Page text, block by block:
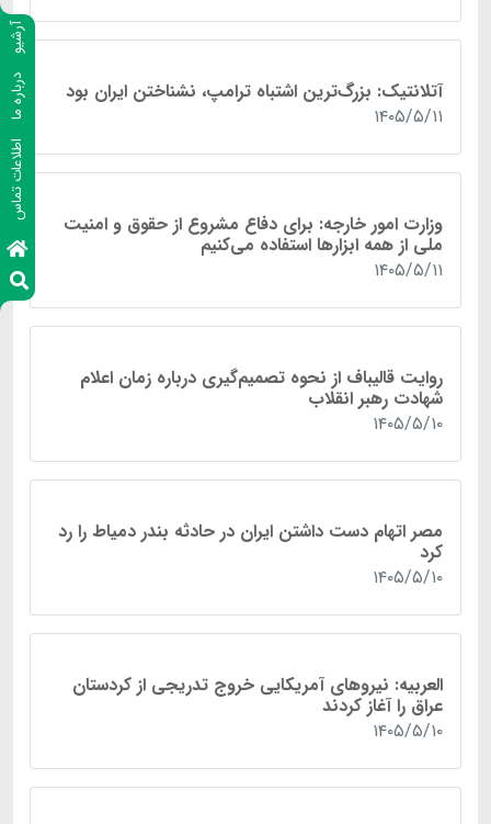
آرشیو
درباره ما
اطلاعات تماس
آتلانتیک: بزرگ‌ترین اشتباه ترامپ، نشناختن ایران بود
۱۴۰۵/۵/۱۱
وزارت امور خارجه: برای دفاع مشروع از حقوق و امنیت
ملی از همه ابزار‌ها استفاده می‌کنیم
۱۴۰۵/۵/۱۱
روایت قالیباف از نحوه تصمیم‌گیری درباره زمان اعلام
شهادت رهبر انقلاب
۱۴۰۵/۵/۱۰
مصر اتهام دست داشتن ایران در حادثه بندر دمیاط را رد
کرد
۱۴۰۵/۵/۱۰
العربیه: نیروهای آمریکایی خروج تدریجی از کردستان
عراق را آغاز کردند
۱۴۰۵/۵/۱۰